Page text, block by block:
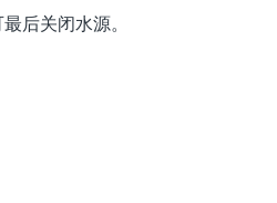
后关闭水源。